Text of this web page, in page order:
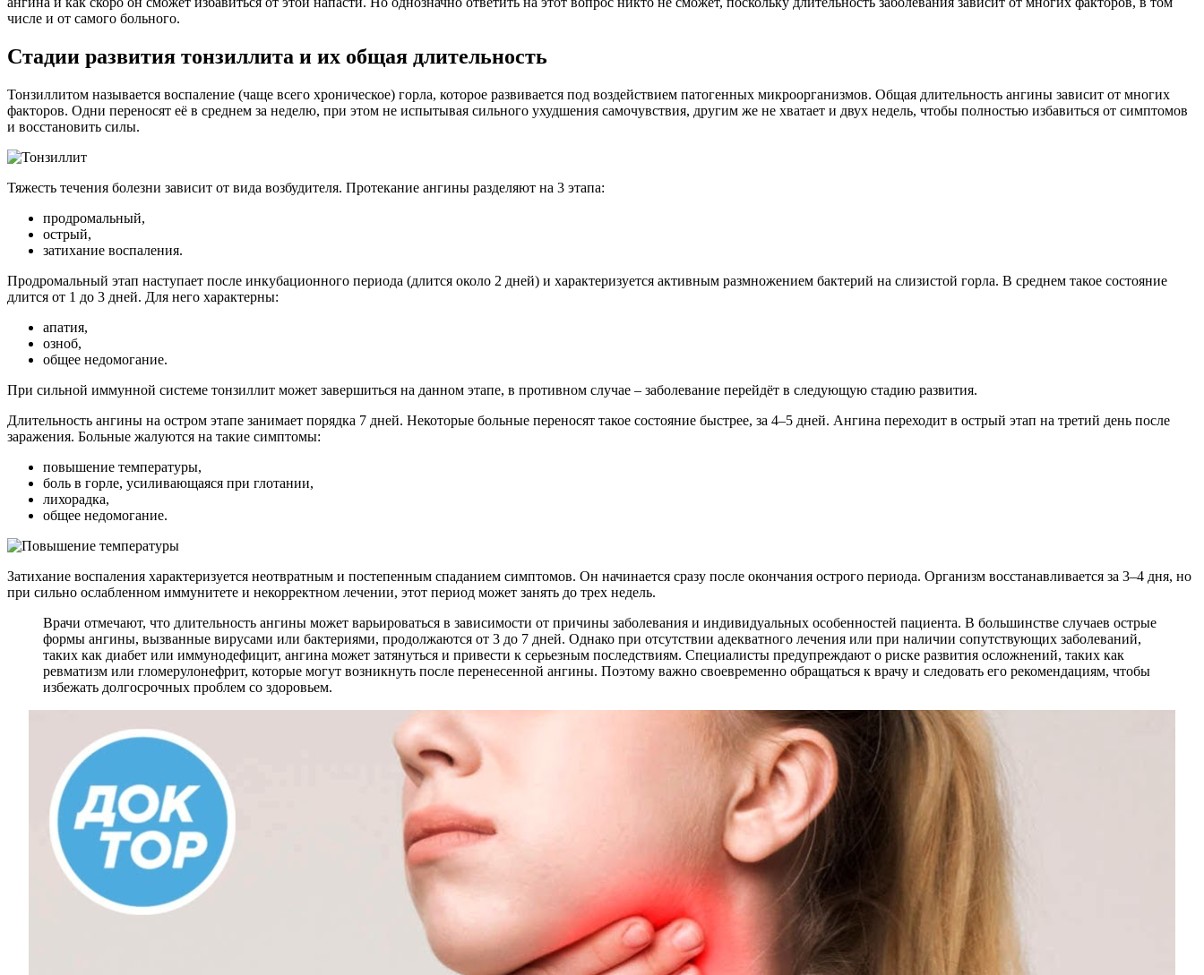
числе и от самого больного.
Стадии развития тонзиллита и их общая длительность
Тонзиллитом называется воспаление (чаще всего хроническое) горла, которое развивается под воздействием патогенных микроорганизмов. Общая длительность ангины зависит от многих
факторов. Одни переносят её в среднем за неделю, при этом не испытывая сильного ухудшения самочувствия, другим же не хватает и двух недель, чтобы полностью избавиться от симптомов
и восстановить силы.
Тяжесть течения болезни зависит от вида возбудителя. Протекание ангины разделяют на 3 этапа:
продромальный,
острый,
затихание воспаления.
Продромальный этап наступает после инкубационного периода (длится около 2 дней) и характеризуется активным размножением бактерий на слизистой горла. В среднем такое состояние
длится от 1 до 3 дней. Для него характерны:
апатия,
озноб,
общее недомогание.
При сильной иммунной системе тонзиллит может завершиться на данном этапе, в противном случае – заболевание перейдёт в следующую стадию развития.
Длительность ангины на остром этапе занимает порядка 7 дней. Некоторые больные переносят такое состояние быстрее, за 4–5 дней. Ангина переходит в острый этап на третий день после
заражения. Больные жалуются на такие симптомы:
повышение температуры,
боль в горле, усиливающаяся при глотании,
лихорадка,
общее недомогание.
Затихание воспаления характеризуется неотвратным и постепенным спаданием симптомов. Он начинается сразу после окончания острого периода. Организм восстанавливается за 3–4 дня, но
при сильно ослабленном иммунитете и некорректном лечении, этот период может занять до трех недель.
Врачи отмечают, что длительность ангины может варьироваться в зависимости от причины заболевания и индивидуальных особенностей пациента. В большинстве случаев острые
формы ангины, вызванные вирусами или бактериями, продолжаются от 3 до 7 дней. Однако при отсутствии адекватного лечения или при наличии сопутствующих заболеваний,
таких как диабет или иммунодефицит, ангина может затянуться и привести к серьезным последствиям. Специалисты предупреждают о риске развития осложнений, таких как
ревматизм или гломерулонефрит, которые могут возникнуть после перенесенной ангины. Поэтому важно своевременно обращаться к врачу и следовать его рекомендациям, чтобы
избежать долгосрочных проблем со здоровьем.